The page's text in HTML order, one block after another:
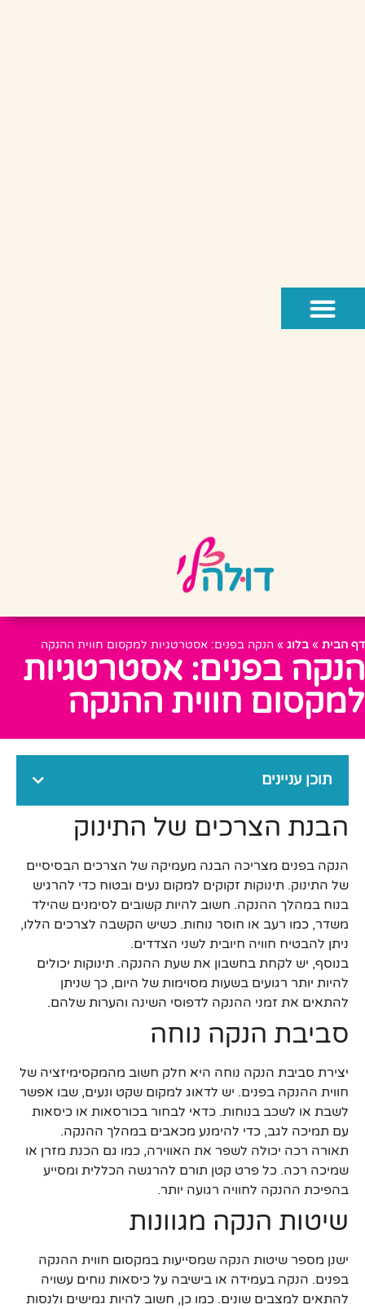
דף הבית » בלוג » הנקה בפנים: אסטרטגיות למקסום חווית ההנקה
הנקה בפנים: אסטרטגיות
למקסום חווית ההנקה
תוכן עניינים
הבנת הצרכים של התינוק
הנקה בפנים מצריכה הבנה מעמיקה של הצרכים הבסיסיים
של התינוק. תינוקות זקוקים למקום נעים ובטוח כדי להרגיש
בנוח במהלך ההנקה. חשוב להיות קשובים לסימנים שהילד
משדר, כמו רעב או חוסר נוחות. כשיש הקשבה לצרכים הללו,
ניתן להבטיח חוויה חיובית לשני הצדדים.
בנוסף, יש לקחת בחשבון את שעת ההנקה. תינוקות יכולים
להיות יותר רגועים בשעות מסוימות של היום, כך שניתן
להתאים את זמני ההנקה לדפוסי השינה והערות שלהם.
סביבת הנקה נוחה
יצירת סביבת הנקה נוחה היא חלק חשוב מהמקסימיזציה של
חווית ההנקה בפנים. יש לדאוג למקום שקט ונעים, שבו אפשר
לשבת או לשכב בנוחות. כדאי לבחור בכורסאות או כיסאות
עם תמיכה לגב, כדי להימנע מכאבים במהלך ההנקה.
תאורה רכה יכולה לשפר את האווירה, כמו גם הכנת מזרן או
שמיכה רכה. כל פרט קטן תורם להרגשה הכללית ומסייע
בהפיכת ההנקה לחוויה רגועה יותר.
שיטות הנקה מגוונות
ישנן מספר שיטות הנקה שמסייעות במקסום חווית ההנקה
בפנים. הנקה בעמידה או בישיבה על כיסאות נוחים עשויה
להתאים למצבים שונים. כמו כן, חשוב להיות גמישים ולנסות